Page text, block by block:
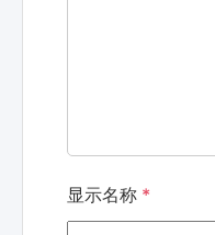
显示名称 *